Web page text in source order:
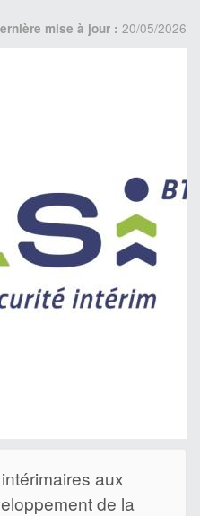
mise à jour : 20/05/2026
aux
de la